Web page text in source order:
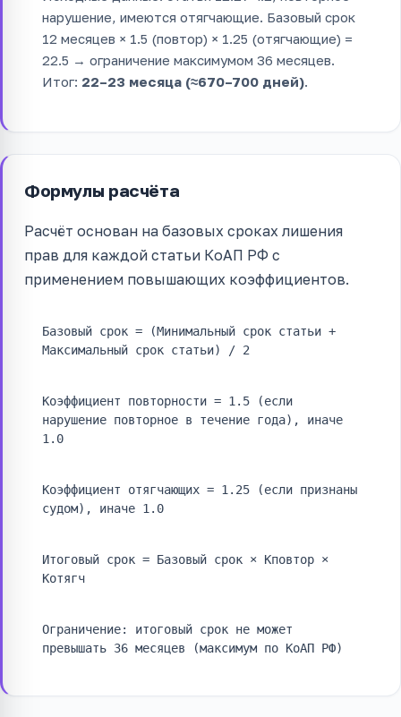
нарушение, имеются отягчающие. Базовый срок
12 месяцев × 1.5 (повтор) × 1.25 (отягчающие) =
22.5 → ограничение максимумом 36 месяцев.
Итог: 22–23 месяца (≈670–700 дней).
Формулы расчёта
Расчёт основан на базовых сроках лишения
прав для каждой статьи КоАП РФ с
применением повышающих коэффициентов.
Базовый срок = (Минимальный срок статьи +
Максимальный срок статьи) / 2
Коэффициент повторности = 1.5 (если
нарушение повторное в течение года), иначе
1.0
Коэффициент отягчающих = 1.25 (если признаны
судом), иначе 1.0
Итоговый срок = Базовый срок × Кповтор ×
Котягч
Ограничение: итоговый срок не может
превышать 36 месяцев (максимум по КоАП РФ)